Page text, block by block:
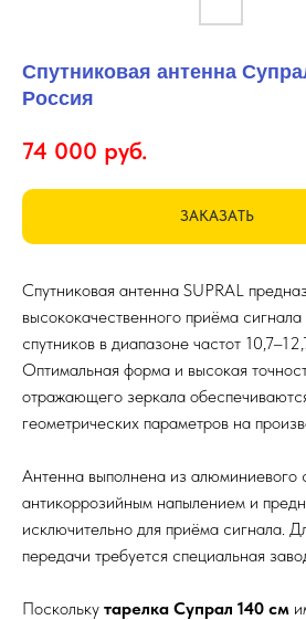
Спутниковая антенна
Россия
74 000 руб.
ЗАКАЗАТЬ
Спутниковая антенна SUPRAL
высококачественного приёма
спутников в диапазоне частот
Оптимальная форма и высокая
отражающего зеркала
геометрических параметров на
Антенна выполнена из алюминиевого
антикоррозийным напылением и
исключительно для приёма сигнала.
передачи требуется специальная
Поскольку тарелка Супрал 140 см